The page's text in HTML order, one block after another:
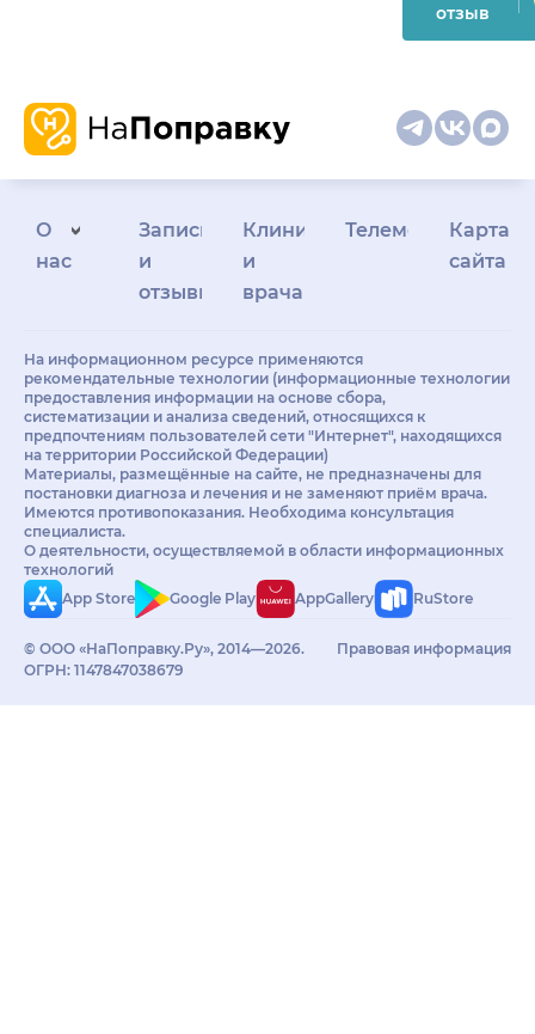
отзыв
О
нас
Запись
и
отзывы
Клиникам
и
врачам
Телемедицина
Карта
сайта
На информационном ресурсе применяются
рекомендательные технологии (информационные технологии
предоставления информации на основе сбора,
систематизации и анализа сведений, относящихся к
предпочтениям пользователей сети "Интернет", находящихся
на территории Российской Федерации)
Материалы, размещённые на сайте, не предназначены для
постановки диагноза и лечения и не заменяют приём врача.
Имеются противопоказания. Необходима консультация
специалиста.
О деятельности, осуществляемой в области информационных
технологий
App Store
Google Play AppGallery RuStore
© ООО «НаПоправку.Ру», 2014—2026.
ОГРН: 1147847038679
Правовая информация